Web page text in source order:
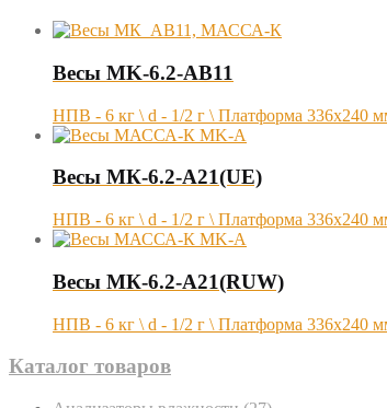
Весы MK-6.2-AB11
НПВ - 6 кг \ d - 1/2 г \ Платформа 336х240
Весы МК-6.2-А21(UE)
НПВ - 6 кг \ d - 1/2 г \ Платформа 336х240
Весы МК-6.2-А21(RUW)
НПВ - 6 кг \ d - 1/2 г \ Платформа 336х240
Каталог товаров